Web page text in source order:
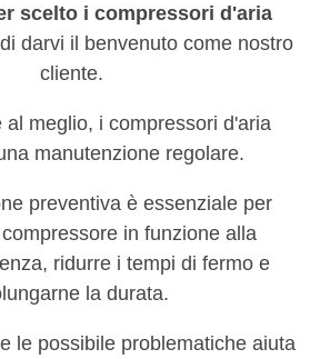
scelto i compressori d'aria
darvi il benvenuto come nostro
cliente.
al meglio, i compressori d'aria
manutenzione regolare.
preventiva è essenziale per
in funzione alla
ridurre i tempi di fermo e
la durata.
le possibile problematiche aiuta